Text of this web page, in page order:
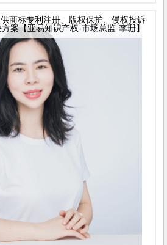
商标专利注册、版权保护、侵权投诉
案【亚易知识产权-市场总监-李珊】